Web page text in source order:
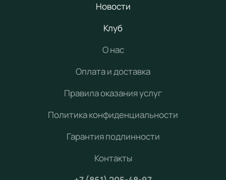
Новости
Клуб
О нас
Оплата и доставка
Правила оказания услуг
Политика конфиденциальности
Гарантия подлинности
Контакты